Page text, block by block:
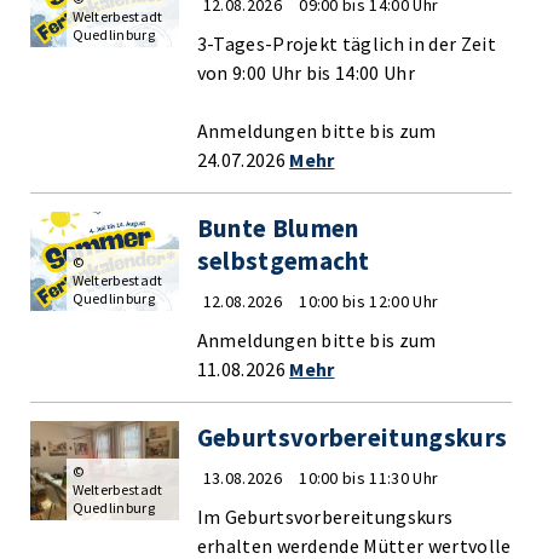
12.08.2026 09:00 bis 14:00 Uhr
3-Tages-Projekt täglich in der Zeit
von 9:00 Uhr bis 14:00 Uhr
Anmeldungen bitte bis zum
24.07.2026 Mehr
Welterbestadt
Quedlinburg
Bunte Blumen
selbstgemacht
12.08.2026 10:00 bis 12:00 Uhr
Anmeldungen bitte bis zum
11.08.2026 Mehr
©
Welterbestadt
Quedlinburg
Geburtsvorbereitungskurs
13.08.2026 10:00 bis 11:30 Uhr
Im Geburtsvorbereitungskurs
erhalten werdende Mütter wertvolle
©
Welterbestadt
Quedlinburg